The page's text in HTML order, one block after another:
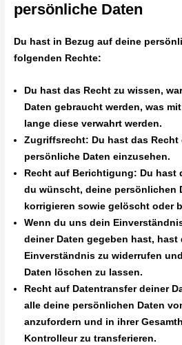
persönliche Daten
Du hast in Bezug auf deine
folgenden Rechte:
Du hast das Recht zu wissen,
Daten gebraucht werden, was
lange diese verwahrt werden.
Zugriffsrecht: Du hast das
persönliche Daten einzusehen.
Recht auf Berichtigung: Du hast
du wünscht, deine persönlichen
korrigieren sowie gelöscht oder
Wenn du uns dein
deiner Daten gegeben hast, hast
Einverständnis zu widerrufen
Daten löschen zu lassen.
Recht auf Datentransfer deiner
alle deine persönlichen Daten
anzufordern und in ihrer
Kontrolleur zu transferieren.